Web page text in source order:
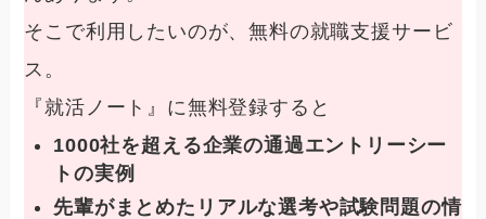
そこで利用したいのが、無料の就職支援サービ
ス。
『就活ノート』に無料登録すると
1000社を超える企業の通過エントリーシー
トの実例
先輩がまとめたリアルな選考や試験問題の情